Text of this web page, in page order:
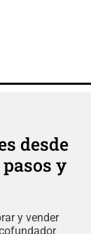
desde
y
y vender